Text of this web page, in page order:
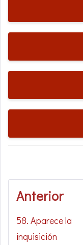
Anterior
58. Aparece la
inquisición